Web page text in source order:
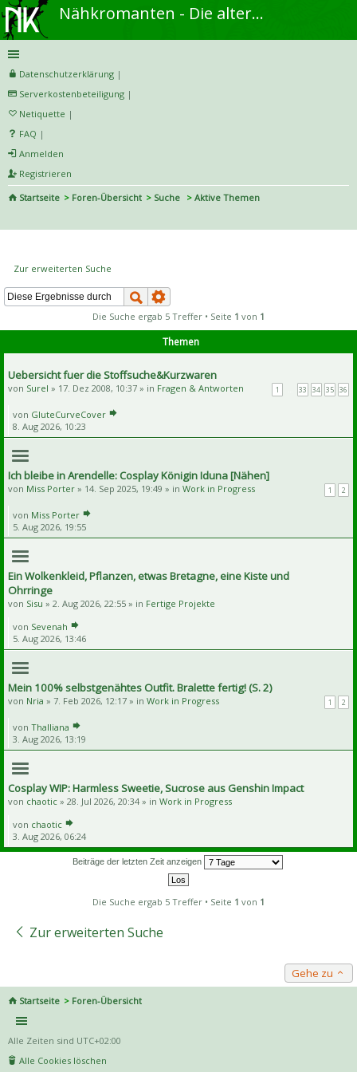
Nähkromanten - Die alternative Näh- und DIY-Community
Datenschutzerklärung |
Serverkostenbeteiligung |
Netiquette |
FAQ |
Anmelden
Registrieren
Startseite
Foren-Übersicht Suche
Aktive Themen
Zur erweiterten Suche
Die Suche ergab 5 Treffer • Seite 1 von 1
Themen
Uebersicht fuer die Stoffsuche&Kurzwaren
1 33 34 35 36
von Surel » 17. Dez 2008, 10:37 » in Fragen & Antworten
von GluteCurveCover
8. Aug 2026, 10:23
Ich bleibe in Arendelle: Cosplay Königin Iduna [Nähen]
1 2
von Miss Porter » 14. Sep 2025, 19:49 » in Work in Progress
von Miss Porter
5. Aug 2026, 19:55
Ein Wolkenkleid, Pflanzen, etwas Bretagne, eine Kiste und
Ohrringe
von Sisu » 2. Aug 2026, 22:55 » in Fertige Projekte
von Sevenah
5. Aug 2026, 13:46
Mein 100% selbstgenähtes Outfit. Bralette fertig! (S. 2)
1 2
von Nria » 7. Feb 2026, 12:17 » in Work in Progress
von Thalliana
3. Aug 2026, 13:19
Cosplay WIP: Harmless Sweetie, Sucrose aus Genshin Impact
von chaotic » 28. Jul 2026, 20:34 » in Work in Progress
von chaotic
3. Aug 2026, 06:24
Beiträge der letzten Zeit anzeigen
Die Suche ergab 5 Treffer • Seite 1 von 1
Zur erweiterten Suche
Gehe zu
Startseite Foren-Übersicht
Alle Zeiten sind UTC+02:00
Alle Cookies löschen